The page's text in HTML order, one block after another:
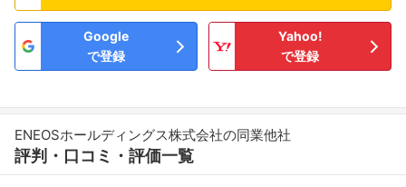
Google
で登録
Yahoo!
で登録
ENEOSホールディングス株式会社の同業他社
評判・口コミ・評価一覧